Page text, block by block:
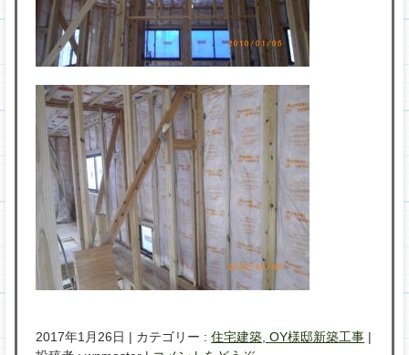
2017年1月26日 | カテゴリー :住宅建築, OY様邸新築工事 |